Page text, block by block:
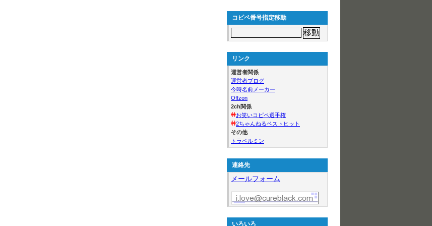
コピペ番号指定移動
リンク
運営者関係
運営者ブログ
今時名前メーカー
Offzon
2ch関係
お笑いコピペ選手権
2ちゃんねるベストヒット
その他
トラベルミン
連絡先
メールフォーム
いろいろ